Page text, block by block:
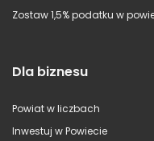
Zostaw 1,5% podatku w
Dla biznesu
Powiat w liczbach
Inwestuj w Powiecie